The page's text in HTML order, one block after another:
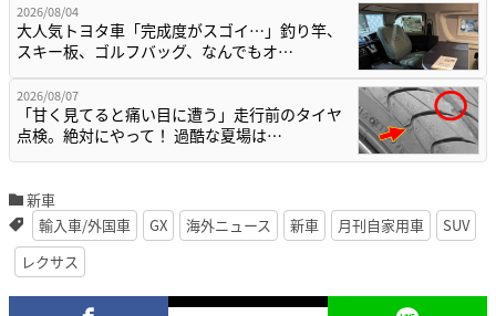
2026/08/04
大人気トヨタ車「完成度がスゴイ…」釣り竿、
スキー板、ゴルフバッグ、なんでもオ…
2026/08/07
「甘く見てると痛い目に遭う」走行前のタイヤ
点検。絶対にやって！ 過酷な夏場は…
新車
輸入車/外国車
GX 海外ニュース 新車 月刊自家用車
SUV
レクサス